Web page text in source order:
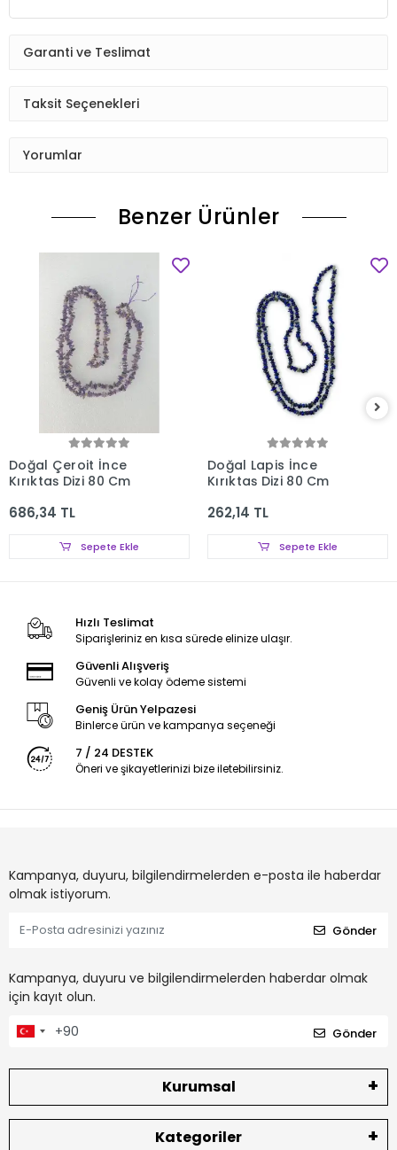
Garanti ve Teslimat
Taksit Seçenekleri
Yorumlar
Benzer Ürünler
Doğal Çeroit İnce
Kırıktaş Dizi 80 Cm
686,34 TL
Sepete Ekle
Doğal Lapis İnce
Kırıktaş Dizi 80 Cm
262,14 TL
Sepete Ekle
Hızlı Teslimat
Siparişleriniz en kısa sürede elinize ulaşır.
Güvenli Alışveriş
Güvenli ve kolay ödeme sistemi
Geniş Ürün Yelpazesi
Binlerce ürün ve kampanya seçeneği
7 / 24 DESTEK
Öneri ve şikayetlerinizi bize iletebilirsiniz.
Kampanya, duyuru, bilgilendirmelerden e-posta ile haberdar
olmak istiyorum.
Gönder
Kampanya, duyuru ve bilgilendirmelerden haberdar olmak
için kayıt olun.
Gönder
Kurumsal
Kategoriler